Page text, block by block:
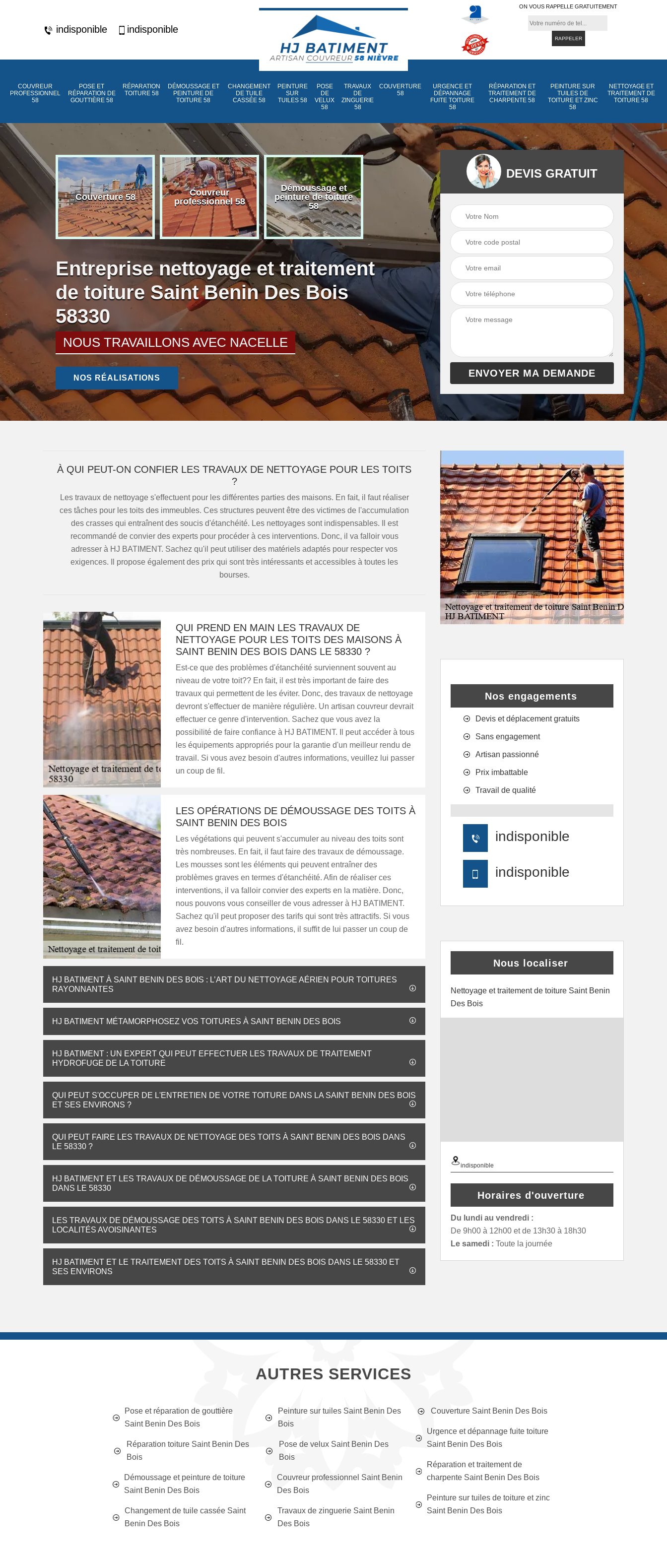
indisponible indisponible
ON VOUS RAPPELLE GRATUITEMENT
COUVREUR
PROFESSIONNEL
58
POSE ET
RÉPARATION DE
GOUTTIÈRE 58
RÉPARATION
TOITURE 58
DÉMOUSSAGE ET
PEINTURE DE
TOITURE 58
CHANGEMENT
DE TUILE
CASSÉE 58
PEINTURE
SUR
TUILES 58
POSE
DE
VELUX
58
TRAVAUX
DE
ZINGUERIE
58
COUVERTURE
58
URGENCE ET
DÉPANNAGE
FUITE TOITURE
58
RÉPARATION ET
TRAITEMENT DE
CHARPENTE 58
PEINTURE SUR
TUILES DE
TOITURE ET ZINC
58
NETTOYAGE ET
TRAITEMENT DE
TOITURE 58
de
58
Couverture 58
Couvreur
professionnel 58
Démoussage et
peinture de toiture
58
Nettoyage et
traitement de
toiture 58
Peinture sur tuiles
Peinture sur tuiles
de toiture et zinc
Entreprise nettoyage et traitement
de toiture Saint Benin Des Bois
58330
NOUS TRAVAILLONS AVEC NACELLE
NOS RÉALISATIONS
DEVIS GRATUIT
À QUI PEUT-ON CONFIER LES TRAVAUX DE NETTOYAGE POUR LES TOITS
?
Les travaux de nettoyage s'effectuent pour les différentes parties des maisons. En fait, il faut réaliser
ces tâches pour les toits des immeubles. Ces structures peuvent être des victimes de l'accumulation
des crasses qui entraînent des soucis d'étanchéité. Les nettoyages sont indispensables. Il est
recommandé de convier des experts pour procéder à ces interventions. Donc, il va falloir vous
adresser à HJ BATIMENT. Sachez qu'il peut utiliser des matériels adaptés pour respecter vos
exigences. Il propose également des prix qui sont très intéressants et accessibles à toutes les
bourses.
QUI PREND EN MAIN LES TRAVAUX DE
NETTOYAGE POUR LES TOITS DES MAISONS À
SAINT BENIN DES BOIS DANS LE 58330 ?
Est-ce que des problèmes d'étanchéité surviennent souvent au
niveau de votre toit?? En fait, il est très important de faire des
travaux qui permettent de les éviter. Donc, des travaux de nettoyage
devront s'effectuer de manière régulière. Un artisan couvreur devrait
effectuer ce genre d'intervention. Sachez que vous avez la
possibilité de faire confiance à HJ BATIMENT. Il peut accéder à tous
les équipements appropriés pour la garantie d'un meilleur rendu de
travail. Si vous avez besoin d'autres informations, veuillez lui passer
un coup de fil.
LES OPÉRATIONS DE DÉMOUSSAGE DES TOITS À
SAINT BENIN DES BOIS
Les végétations qui peuvent s'accumuler au niveau des toits sont
très nombreuses. En fait, il faut faire des travaux de démoussage.
Les mousses sont les éléments qui peuvent entraîner des
problèmes graves en termes d'étanchéité. Afin de réaliser ces
interventions, il va falloir convier des experts en la matière. Donc,
nous pouvons vous conseiller de vous adresser à HJ BATIMENT.
Sachez qu'il peut proposer des tarifs qui sont très attractifs. Si vous
avez besoin d'autres informations, il suffit de lui passer un coup de
fil.
HJ BATIMENT À SAINT BENIN DES BOIS : L’ART DU NETTOYAGE AÉRIEN POUR TOITURES
RAYONNANTES
HJ BATIMENT MÉTAMORPHOSEZ VOS TOITURES À SAINT BENIN DES BOIS
HJ BATIMENT : UN EXPERT QUI PEUT EFFECTUER LES TRAVAUX DE TRAITEMENT
HYDROFUGE DE LA TOITURE
QUI PEUT S'OCCUPER DE L'ENTRETIEN DE VOTRE TOITURE DANS LA SAINT BENIN DES BOIS
ET SES ENVIRONS ?
QUI PEUT FAIRE LES TRAVAUX DE NETTOYAGE DES TOITS À SAINT BENIN DES BOIS DANS
LE 58330 ?
HJ BATIMENT ET LES TRAVAUX DE DÉMOUSSAGE DE LA TOITURE À SAINT BENIN DES BOIS
DANS LE 58330
LES TRAVAUX DE DÉMOUSSAGE DES TOITS À SAINT BENIN DES BOIS DANS LE 58330 ET LES
LOCALITÉS AVOISINANTES
HJ BATIMENT ET LE TRAITEMENT DES TOITS À SAINT BENIN DES BOIS DANS LE 58330 ET
SES ENVIRONS
Nos engagements
Devis et déplacement gratuits
Sans engagement
Artisan passionné
Prix imbattable
Travail de qualité
indisponible
indisponible
Nous localiser
Nettoyage et traitement de toiture Saint Benin
Des Bois
indisponible
Horaires d'ouverture
Du lundi au vendredi :
De 9h00 à 12h00 et de 13h30 à 18h30
Le samedi : Toute la journée
AUTRES SERVICES
Pose et réparation de gouttière
Saint Benin Des Bois
Réparation toiture Saint Benin Des
Bois
Démoussage et peinture de toiture
Saint Benin Des Bois
Changement de tuile cassée Saint
Benin Des Bois
Peinture sur tuiles Saint Benin Des
Bois
Pose de velux Saint Benin Des
Bois
Couvreur professionnel Saint Benin
Des Bois
Travaux de zinguerie Saint Benin
Des Bois
Couverture Saint Benin Des Bois
Urgence et dépannage fuite toiture
Saint Benin Des Bois
Réparation et traitement de
charpente Saint Benin Des Bois
Peinture sur tuiles de toiture et zinc
Saint Benin Des Bois